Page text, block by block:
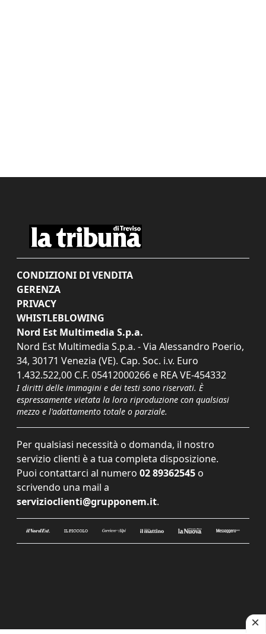
CONDIZIONI DI VENDITA
GERENZA
PRIVACY
WHISTLEBLOWING
Nord Est Multimedia S.p.a.
Nord Est Multimedia S.p.a. - Via Alessandro Poerio,
34, 30171 Venezia (VE). Cap. Soc. i.v. Euro
1.432.522,00 C.F. 05412000266 e REA VE-454332
I diritti delle immagini e dei testi sono riservati. È
espressamente vietata la loro riproduzione con qualsiasi
mezzo e l'adattamento totale o parziale.
Per qualsiasi necessità o domanda, il nostro
servizio clienti è a tua completa disposizione.
Puoi contattarci al numero 02 89362545 o
scrivendo una mail a
servizioclienti@grupponem.it.